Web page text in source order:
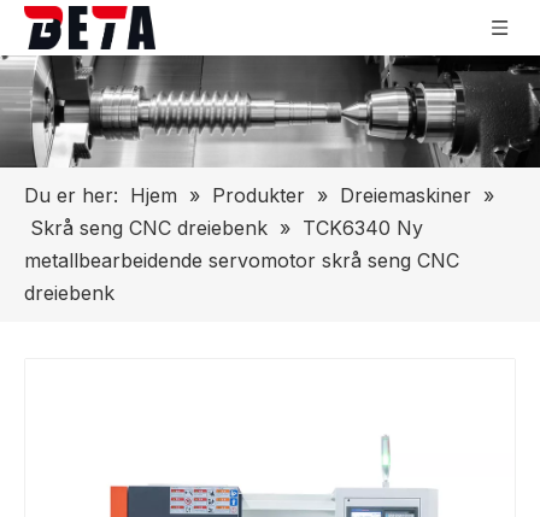
Du er her: Hjem » Produkter » Dreiemaskiner »
Skrå seng CNC dreiebenk » TCK6340 Ny
metallbearbeidende servomotor skrå seng CNC
dreiebenk